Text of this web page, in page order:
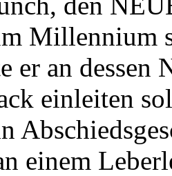
Millennium
er an dessen
einleiten
einem